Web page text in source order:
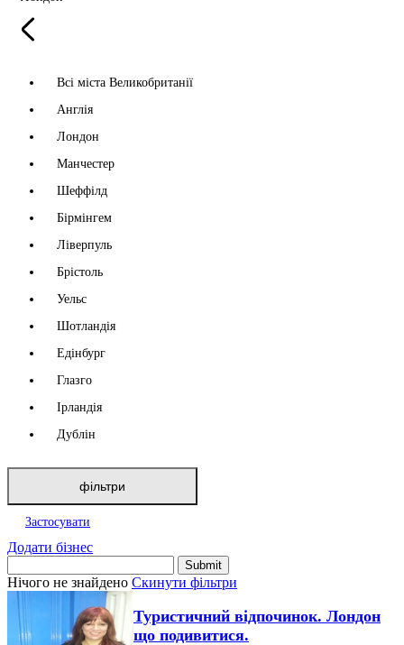
Всі міста Великобританії
Англія
Лондон
Манчестер
Шеффілд
Бірмінгем
Ліверпуль
Брістоль
Уельс
Шотландія
Едінбург
Глазго
Ірландія
Дублін
фільтри
Застосувати
Додати бізнес
Нічого не знайдено Скинути фільтри
Туристичний відпочинок. Лондон
що подивитися.